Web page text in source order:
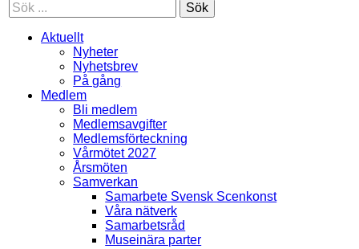
Sök
Aktuellt
Nyheter
Nyhetsbrev
På gång
Medlem
Bli medlem
Medlemsavgifter
Medlemsförteckning
Vårmötet 2027
Årsmöten
Samverkan
Samarbete Svensk Scenkonst
Våra nätverk
Samarbetsråd
Museinära parter